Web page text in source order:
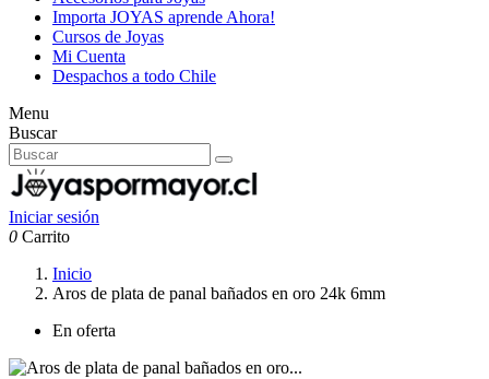
Importa JOYAS aprende Ahora!
Cursos de Joyas
Mi Cuenta
Despachos a todo Chile
Menu
Buscar
Iniciar sesión
0 Carrito
Inicio
Aros de plata de panal bañados en oro 24k 6mm
En oferta